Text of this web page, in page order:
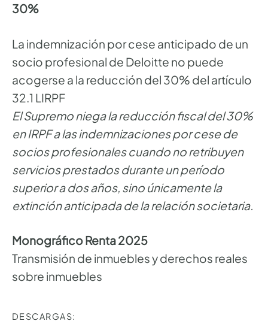
30%
La indemnización por cese anticipado de un
socio profesional de Deloitte no puede
acogerse a la reducción del 30% del artículo
32.1 LIRPF
El Supremo niega la reducción fiscal del 30%
en IRPF a las indemnizaciones por cese de
socios profesionales cuando no retribuyen
servicios prestados durante un período
superior a dos años, sino únicamente la
extinción anticipada de la relación societaria.
Monográfico Renta 2025
Transmisión de inmuebles y derechos reales
sobre inmuebles
DESCARGAS: